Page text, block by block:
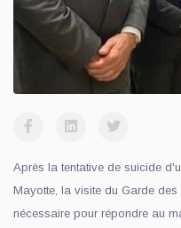
Après la tentative de suicide
Mayotte, la visite du Garde
nécessaire pour répondre au